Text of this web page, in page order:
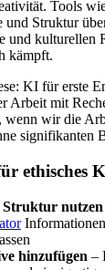
Tools
Struktur
und kulturellen
kämpft.
KI für erste
Arbeit mit
wenn wir die
signifikanten
ethisches
nutzen
hinzufügen –